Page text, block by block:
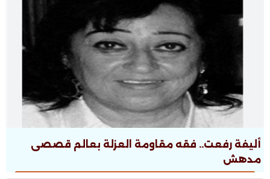
أليفة رفعت.. فقه مقاومة العزلة بعالم قصصى
مدهش